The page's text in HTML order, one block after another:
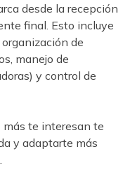
desde la recepción
final. Esto incluye
de
manejo de
y control de
más te interesan te
y adaptarte más